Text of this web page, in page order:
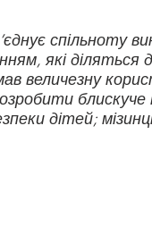
спільноту
які діляться
величезну
дітей;